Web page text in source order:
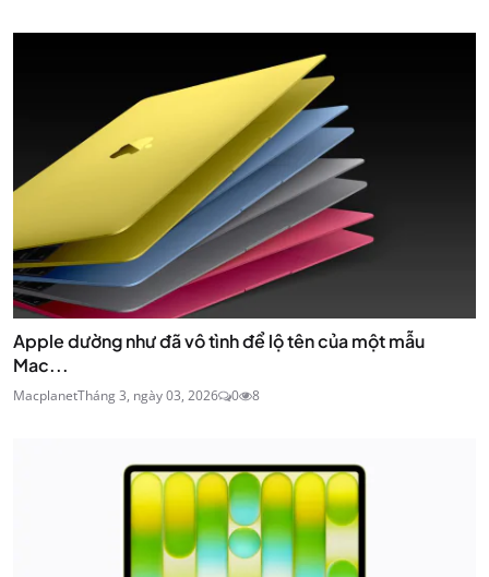
Apple dường như đã vô tình để lộ tên của một mẫu
Mac...
MacplanetTháng 3, ngày 03, 2026 0 8